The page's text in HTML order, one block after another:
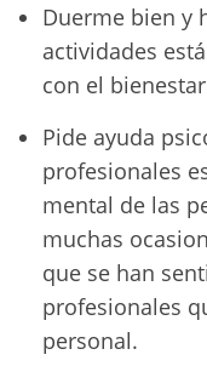
Duerme bien y
actividades
con el
Pide ayuda
profesionales
mental de las
muchas
que se han
profesionales
personal.